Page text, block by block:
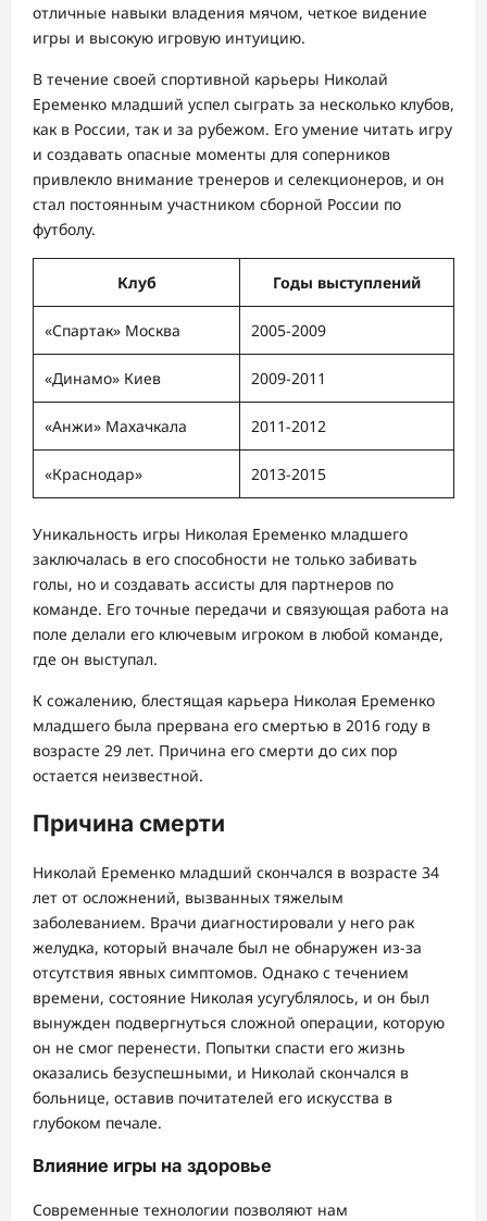
отличные навыки владения мячом, четкое видение
игры и высокую игровую интуицию.
В течение своей спортивной карьеры Николай
Еременко младший успел сыграть за несколько клубов,
как в России, так и за рубежом. Его умение читать игру
и создавать опасные моменты для соперников
привлекло внимание тренеров и селекционеров, и он
стал постоянным участником сборной России по
футболу.
Клуб Годы выступлений
«Спартак» Москва 2005-2009
«Динамо» Киев 2009-2011
«Анжи» Махачкала 2011-2012
«Краснодар» 2013-2015
Уникальность игры Николая Еременко младшего
заключалась в его способности не только забивать
голы, но и создавать ассисты для партнеров по
команде. Его точные передачи и связующая работа на
поле делали его ключевым игроком в любой команде,
где он выступал.
К сожалению, блестящая карьера Николая Еременко
младшего была прервана его смертью в 2016 году в
возрасте 29 лет. Причина его смерти до сих пор
остается неизвестной.
Причина смерти
Николай Еременко младший скончался в возрасте 34
лет от осложнений, вызванных тяжелым
заболеванием. Врачи диагностировали у него рак
желудка, который вначале был не обнаружен из-за
отсутствия явных симптомов. Однако с течением
времени, состояние Николая усугублялось, и он был
вынужден подвергнуться сложной операции, которую
он не смог перенести. Попытки спасти его жизнь
оказались безуспешными, и Николай скончался в
больнице, оставив почитателей его искусства в
глубоком печале.
Влияние игры на здоровье
Современные технологии позволяют нам